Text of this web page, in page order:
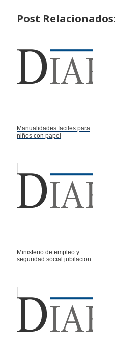
Post Relacionados:
Manualidades faciles para
niños con papel
Ministerio de empleo y
seguridad social jubilacion